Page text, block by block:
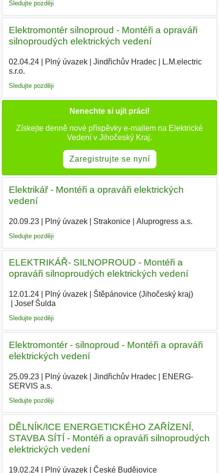
Sledujte později
Elektromontér silnoproud - Montéři a opraváři
silnoproudých elektrických vedení
02.04.24| Plný úvazek| Jindřichův Hradec|
L.M.electric
s.r.o.
Sledujte později
Nenechte si ujít práci!
Získejte denně nové příspěvky e-mailem na Elektrické
Vedení v Jihočeský Kraj.
Zaregistrujte se nyní
Elektrikář - Montéři a opraváři elektrických
vedení
20.09.23| Plný úvazek| Strakonice| Aluprogress a.s.
Sledujte později
ELEKTRIKÁŘ- SILNOPROUD - Montéři a
opraváři silnoproudých elektrických vedení
12.01.24| Plný úvazek| Štěpánovice (Jihočeský kraj)|
Josef Šulda
Sledujte později
Elektromontér - silnoproud - Montéři a opraváři
elektrických vedení
25.09.23| Plný úvazek| Jindřichův Hradec|
ENERG-
SERVIS a.s.
Sledujte později
DĚLNÍK/ICE ENERGETICKÉHO ZAŘÍZENÍ,
STAVBA SÍTÍ - Montéři a opraváři silnoproudých
elektrických vedení
19.02.24| Plný úvazek| České Budějovice|